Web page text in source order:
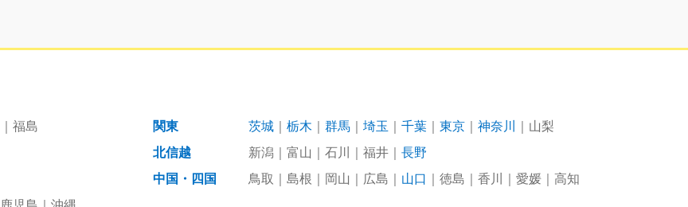
福島 関東 茨城 栃木 群馬 埼玉 千葉 東京 神奈川
山梨
北信越 新潟 富山 石川 福井
長野
中国・四国 鳥取 島根 岡山 広島 山口 徳島 香川 愛媛
高知